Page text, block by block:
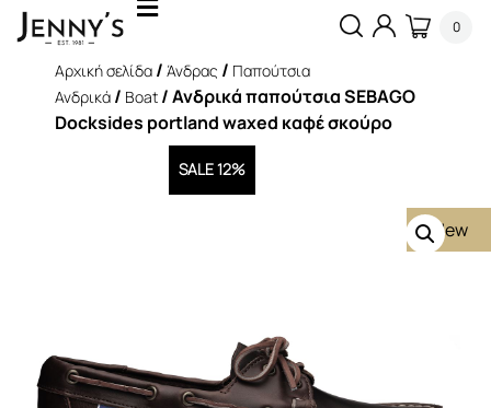
0
Αρχική σελίδα / Άνδρας / Παπούτσια
Ανδρικά / Boat / Ανδρικά παπούτσια SEBAGO
Docksides portland waxed καφέ σκούρο
New
SALE 12%